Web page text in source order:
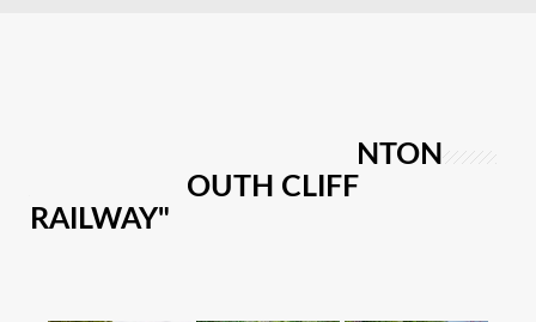
"GROSSBRITANNIEN;LYNTON A
ND LYNMOUTH CLIFF R
AILWAY"